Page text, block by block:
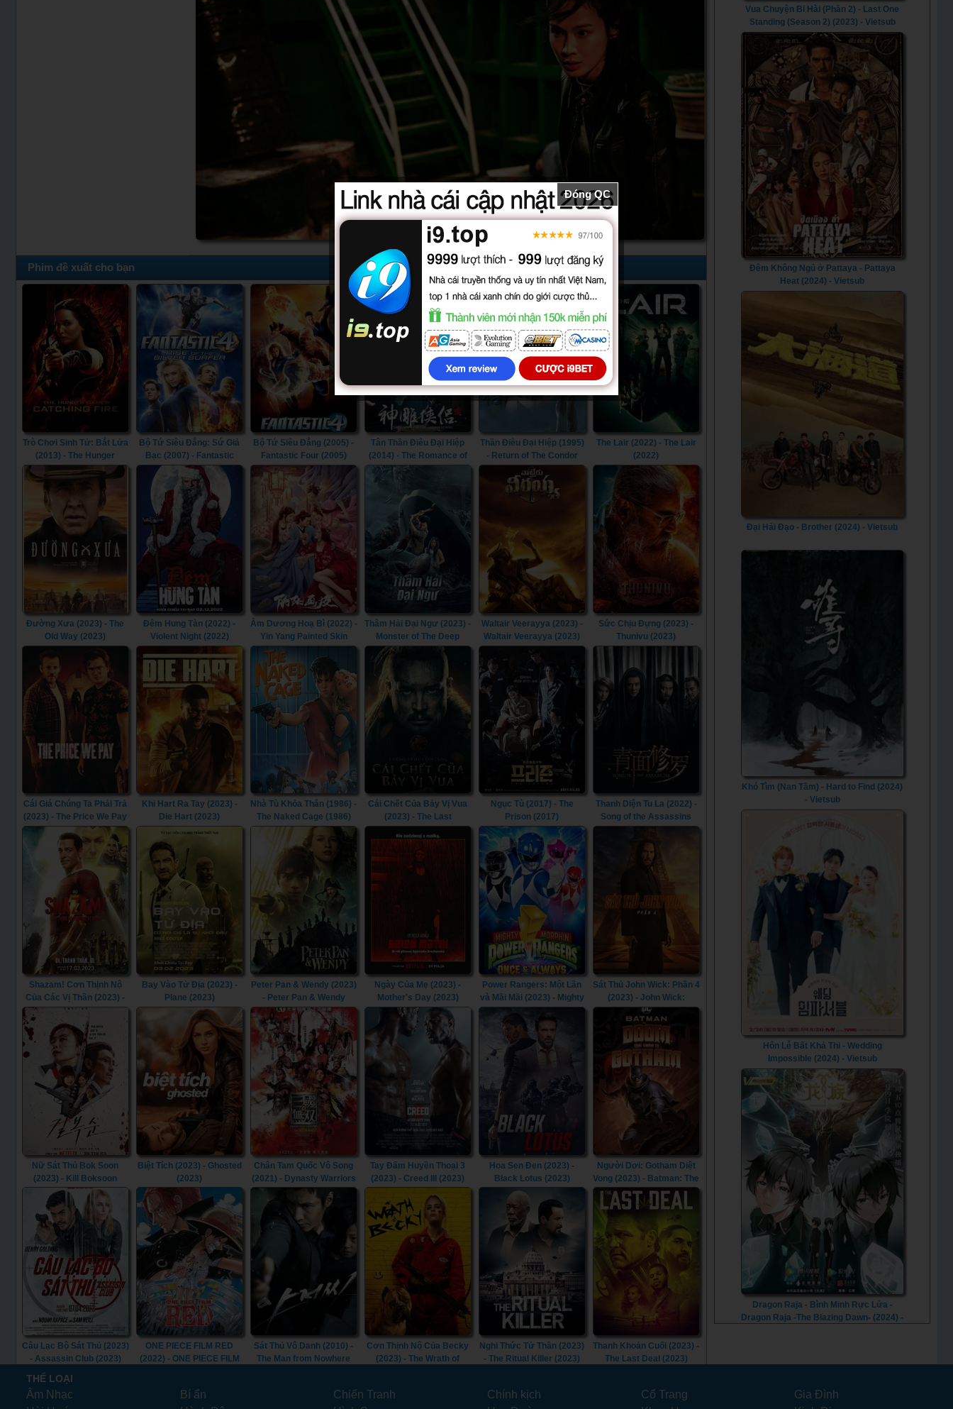
Phim đề xuất cho bạn
Trò Chơi Sinh Tử: Bắt Lửa
(2013) - The Hunger
Games: Catching Fire
Bộ Tứ Siêu Đẳng: Sứ Giả
Bạc (2007) - Fantastic
Four: Rise of the Silver
Surfer (2007)
Bộ Tứ Siêu Đẳng (2005) -
Fantastic Four (2005)
52/52
Tân Thần Điêu Đại Hiệp
(2014) - The Romance of
the Condor Heroes (2014)
32/32
Thần Điêu Đại Hiệp (1995)
- Return of The Condor
Heroes (1995)
The Lair (2022) - The Lair
(2022)
Đường Xưa (2023) - The
Old Way (2023)
Đêm Hung Tàn (2022) -
Violent Night (2022)
Âm Dương Hoạ Bì (2022) -
Yin Yang Painted Skin
(2022)
Thâm Hải Đại Ngư (2023) -
Monster of The Deep
(2023)
Waltair Veerayya (2023) -
Waltair Veerayya (2023)
Sức Chịu Đựng (2023) -
Thunivu (2023)
Cái Giá Chúng Ta Phải Trả
(2023) - The Price We Pay
(2023)
Khi Hart Ra Tay (2023) -
Die Hart (2023)
Nhà Tù Khỏa Thân (1986) -
The Naked Cage (1986)
Cái Chết Của Bảy Vị Vua
(2023) - The Last
Must Die (2023)
Ngục Tù (2017) - The
Prison (2017)
Thanh Diện Tu La (2022) -
Song of the Assassins
Shazam! Cơn Thịnh Nộ
Của Các Vị Thần (2023) -
Shazam! Fury of the Gods
(2023)
Bay Vào Tử Địa (2023) -
Plane (2023)
Peter Pan & Wendy (2023)
- Peter Pan & Wendy
(2023)
Ngày Của Mẹ (2023) -
Mother's Day (2023)
Power Rangers: Một Lần
và Mãi Mãi (2023) - Mighty
Once & Always (2023)
Sát Thủ John Wick: Phần 4
(2023) - John Wick:
Chapter 4 (2023)
Nữ Sát Thủ Bok Soon
(2023) - Kill Boksoon
(2023)
Biệt Tích (2023) - Ghosted
(2023)
Chân Tam Quốc Vô Song
(2021) - Dynasty Warriors
(2021)
Tay Đấm Huyền Thoại 3
(2023) - Creed III (2023)
Hoa Sen Đen (2023) -
Black Lotus (2023)
Người Dơi: Gotham Diệt
Vong (2023) - Batman: The
Doom That Came to
Gotham (2023)
Câu Lạc Bộ Sát Thủ (2023)
- Assassin Club (2023)
ONE PIECE FILM RED
(2022) - ONE PIECE FILM
Sát Thủ Vô Danh (2010) -
The Man from Nowhere
Cơn Thịnh Nộ Của Becky
(2023) - The Wrath of
Nghi Thức Tử Thần (2023)
- The Ritual Killer (2023)
Thanh Khoản Cuối (2023) -
The Last Deal (2023)
Vua Chuyện Bi Hài (Phần 2) - Last One
Standing (Season 2) (2023) - Vietsub
Đêm Không Ngủ ở Pattaya - Pattaya
Heat (2024) - Vietsub
Đại Hải Đạo - Brother (2024) - Vietsub
Khó Tìm (Nan Tầm) - Hard to Find (2024)
- Vietsub
Hôn Lễ Bất Khả Thi - Wedding
Impossible (2024) - Vietsub
Dragon Raja - Bình Minh Rực Lửa -
Dragon Raja -The Blazing Dawn- (2024) -
THỂ LOẠI
Âm Nhạc Bí ẩn Chiến Tranh Chính kịch Cổ Trang
Gia Đình
Đóng QC